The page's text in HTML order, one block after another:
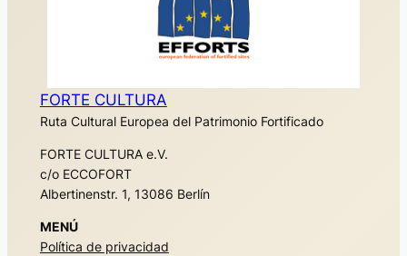
FORTE CULTURA
Ruta Cultural Europea del Patrimonio Fortificado
FORTE CULTURA e.V.
c/o ECCOFORT
Albertinenstr. 1, 13086 Berlín
MENÚ
Política de privacidad